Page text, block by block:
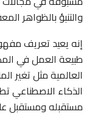
والتنبؤ بالظواهر
إنه يعيد تعريف
طبيعة العمل في
العالمية مثل تغير
الذكاء الاصطناعي
مستقبله ومستقبل